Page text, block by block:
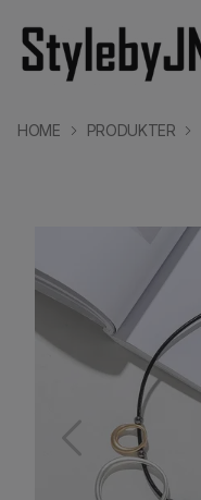
HOME PRODUKTER